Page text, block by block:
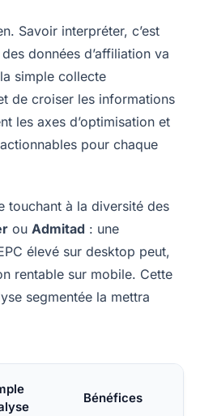
Savoir interpréter, c’est
données d’affiliation va
simple collecte
de croiser les informations
les axes d’optimisation et
pour chaque
touchant à la diversité des
ou Admitad : une
élevé sur desktop peut,
rentable sur mobile. Cette
segmentée la mettra
Bénéfices